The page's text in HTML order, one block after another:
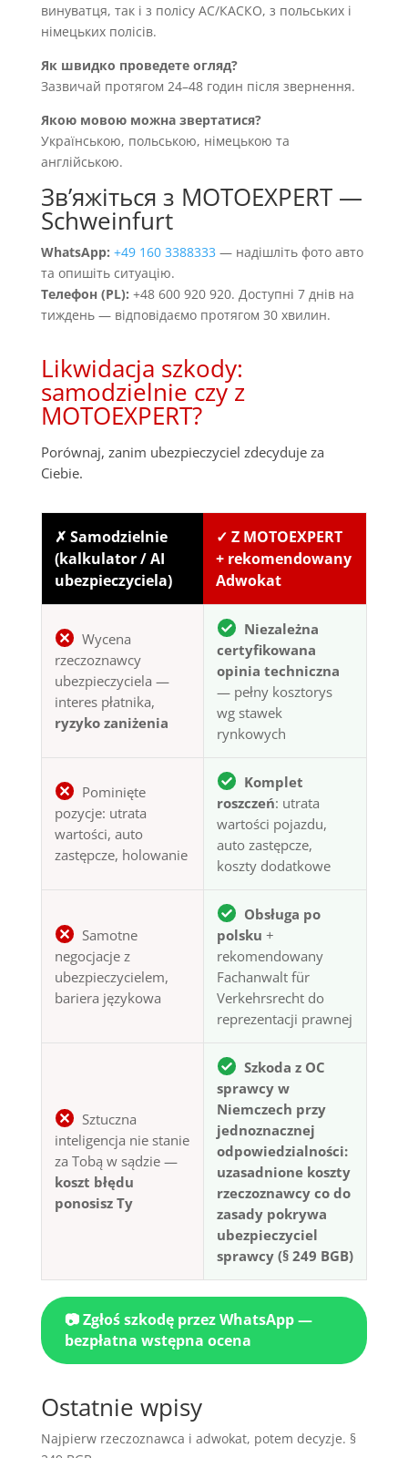
винуватця, так і з полісу AC/КАСКО, з польських і
німецьких полісів.
Як швидко проведете огляд?
Зазвичай протягом 24–48 годин після звернення.
Якою мовою можна звертатися?
Українською, польською, німецькою та
англійською.
Звʼяжіться з MOTOEXPERT —
Schweinfurt
WhatsApp: +49 160 3388333 — надішліть фото авто
та опишіть ситуацію.
Телефон (PL): +48 600 920 920. Доступні 7 днів на
тиждень — відповідаємо протягом 30 хвилин.
Likwidacja szkody:
samodzielnie czy z
MOTOEXPERT?
Porównaj, zanim ubezpieczyciel zdecyduje za
Ciebie.
✗ Samodzielnie
(kalkulator / AI
ubezpieczyciela)
✓ Z MOTOEXPERT
+ rekomendowany
Adwokat
Wycena
rzeczoznawcy
ubezpieczyciela —
interes płatnika,
ryzyko zaniżenia
Niezależna
certyfikowana
opinia techniczna
— pełny kosztorys
wg stawek
rynkowych
Pominięte
pozycje: utrata
wartości, auto
zastępcze, holowanie
Komplet
roszczeń: utrata
wartości pojazdu,
auto zastępcze,
koszty dodatkowe
Samotne
negocjacje z
ubezpieczycielem,
bariera językowa
Obsługa po
polsku +
rekomendowany
Fachanwalt für
Verkehrsrecht do
reprezentacji prawnej
Sztuczna
inteligencja nie stanie
za Tobą w sądzie —
koszt błędu
ponosisz Ty
Szkoda z OC
sprawcy w
Niemczech przy
jednoznacznej
odpowiedzialności:
uzasadnione koszty
rzeczoznawcy co do
zasady pokrywa
ubezpieczyciel
sprawcy (§ 249 BGB)
📷 Zgłoś szkodę przez WhatsApp —
bezpłatna wstępna ocena
Ostatnie wpisy
Najpierw rzeczoznawca i adwokat, potem decyzje. §